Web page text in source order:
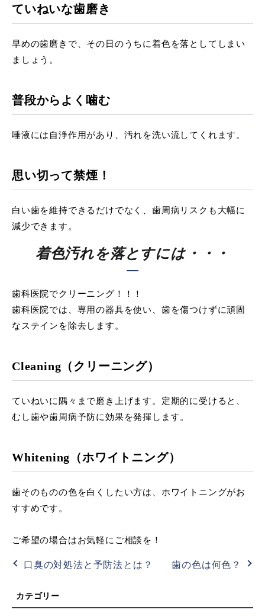
ていねいな歯磨き
早めの歯磨きで、その日のうちに着色を落としてしまい
ましょう。
普段からよく噛む
唾液には自浄作用があり、汚れを洗い流してくれます。
思い切って禁煙！
白い歯を維持できるだけでなく、歯周病リスクも大幅に
減少できます。
着色汚れを落とすには・・・
歯科医院でクリーニング！！！
歯科医院では、専用の器具を使い、歯を傷つけずに頑固
なステインを除去します。
Cleaning（クリーニング）
ていねいに隅々まで磨き上げます。定期的に受けると、
むし歯や歯周病予防に効果を発揮します。
Whitening（ホワイトニング）
歯そのものの色を白くしたい方は、ホワイトニングがお
すすめです。
ご希望の場合はお気軽にご相談を！
口臭の対処法と予防法とは？ 歯の色は何色？